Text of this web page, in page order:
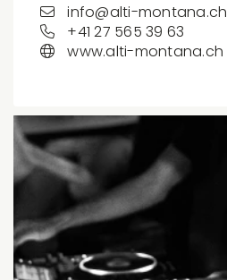
info@alti-montana.ch
+41 27 565 39 63
www.alti-montana.ch